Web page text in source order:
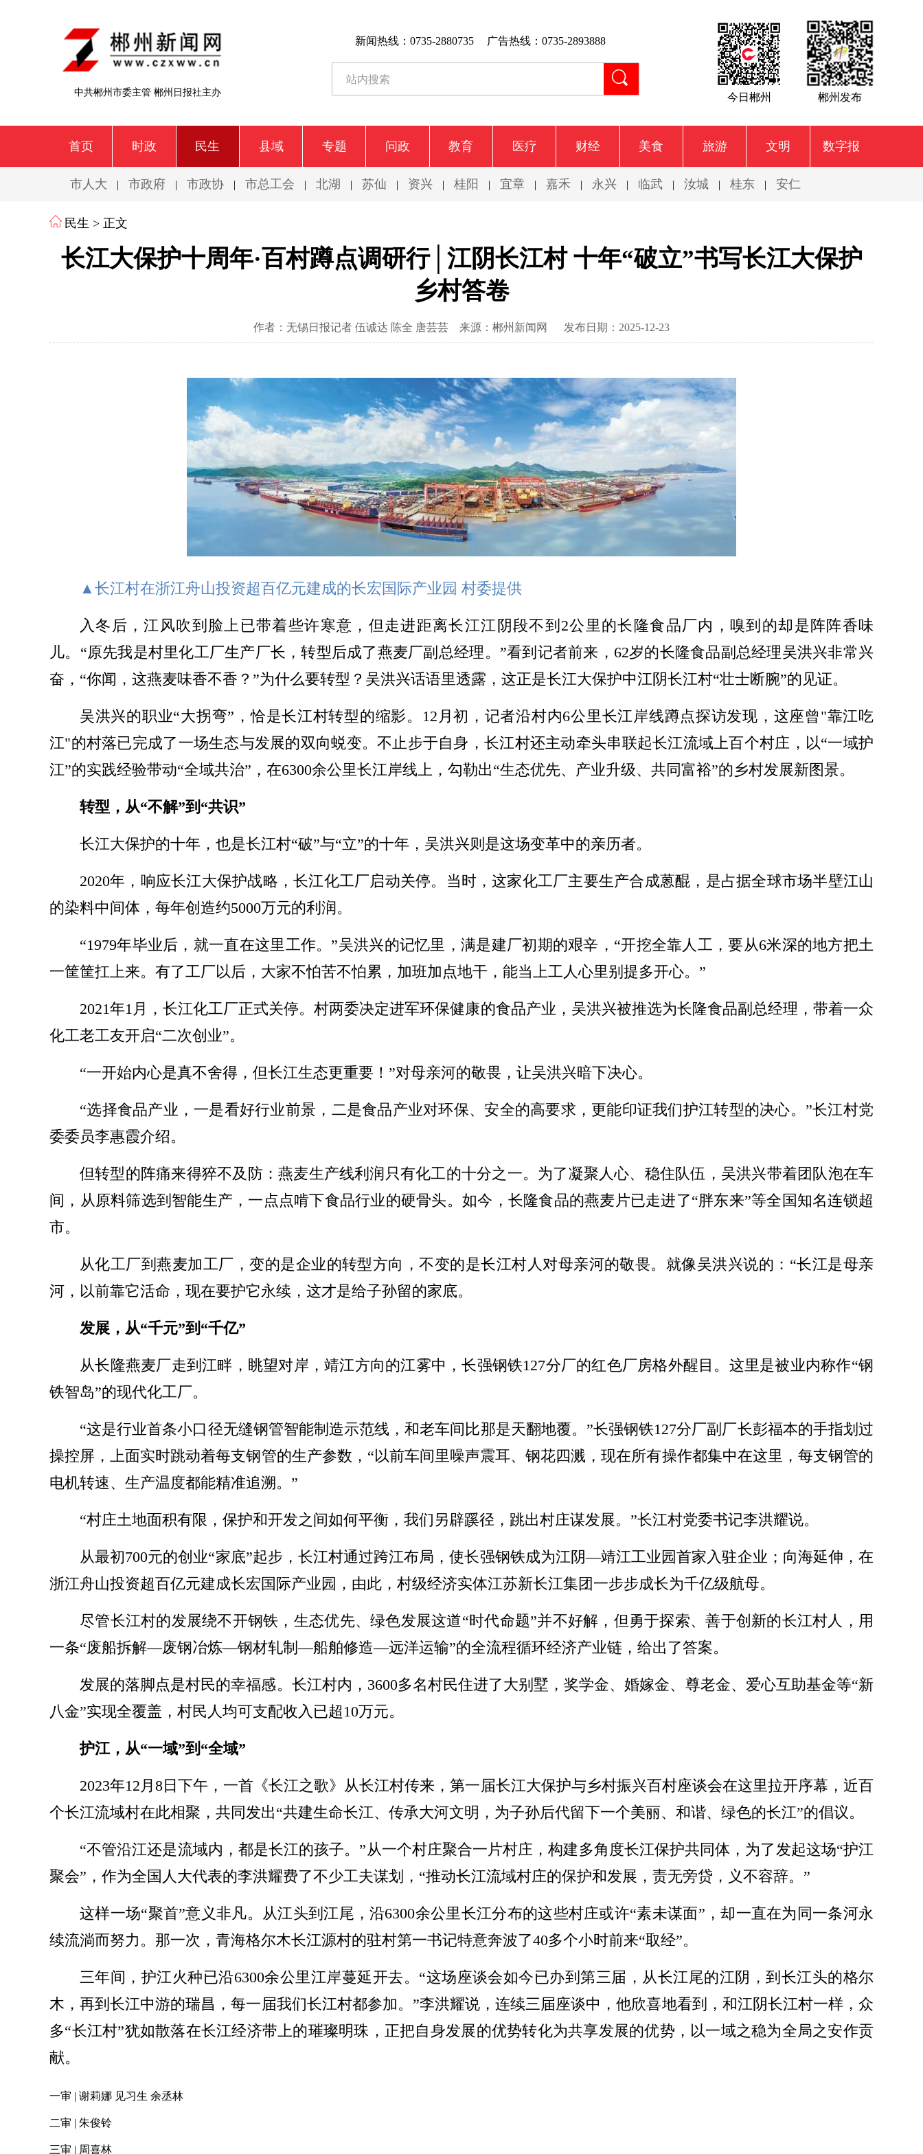
中共郴州市委主管 郴州日报社主办
新闻热线：0735-2880735 广告热线：0735-2893888
今日郴州 郴州发布
首页 时政 民生 县域 专题 问政 教育 医疗 财经 美食 旅游 文明 数字报
市人大 | 市政府 | 市政协 | 市总工会 | 北湖 | 苏仙 | 资兴 | 桂阳 | 宜章 | 嘉禾 | 永兴 | 临武 | 汝城 | 桂东 | 安仁
民生 > 正文
长江大保护十周年·百村蹲点调研行│江阴长江村 十年“破立”书写长江大保护
乡村答卷
作者：无锡日报记者 伍诚达 陈全 唐芸芸 来源：郴州新闻网 发布日期：2025-12-23
▲长江村在浙江舟山投资超百亿元建成的长宏国际产业园 村委提供
入冬后，江风吹到脸上已带着些许寒意，但走进距离长江江阴段不到2公里的长隆食品厂内，嗅到的却是阵阵香味
儿。“原先我是村里化工厂生产厂长，转型后成了燕麦厂副总经理。”看到记者前来，62岁的长隆食品副总经理吴洪兴非常兴
奋，“你闻，这燕麦味香不香？”为什么要转型？吴洪兴话语里透露，这正是长江大保护中江阴长江村“壮士断腕”的见证。
吴洪兴的职业“大拐弯”，恰是长江村转型的缩影。12月初，记者沿村内6公里长江岸线蹲点探访发现，这座曾"靠江吃
江"的村落已完成了一场生态与发展的双向蜕变。不止步于自身，长江村还主动牵头串联起长江流域上百个村庄，以“一域护
江”的实践经验带动“全域共治”，在6300余公里长江岸线上，勾勒出“生态优先、产业升级、共同富裕”的乡村发展新图景。
转型，从“不解”到“共识”
长江大保护的十年，也是长江村“破”与“立”的十年，吴洪兴则是这场变革中的亲历者。
2020年，响应长江大保护战略，长江化工厂启动关停。当时，这家化工厂主要生产合成蒽醌，是占据全球市场半壁江山
的染料中间体，每年创造约5000万元的利润。
“1979年毕业后，就一直在这里工作。”吴洪兴的记忆里，满是建厂初期的艰辛，“开挖全靠人工，要从6米深的地方把土
一筐筐扛上来。有了工厂以后，大家不怕苦不怕累，加班加点地干，能当上工人心里别提多开心。”
2021年1月，长江化工厂正式关停。村两委决定进军环保健康的食品产业，吴洪兴被推选为长隆食品副总经理，带着一众
化工老工友开启“二次创业”。
“一开始内心是真不舍得，但长江生态更重要！”对母亲河的敬畏，让吴洪兴暗下决心。
“选择食品产业，一是看好行业前景，二是食品产业对环保、安全的高要求，更能印证我们护江转型的决心。”长江村党
委委员李惠霞介绍。
但转型的阵痛来得猝不及防：燕麦生产线利润只有化工的十分之一。为了凝聚人心、稳住队伍，吴洪兴带着团队泡在车
间，从原料筛选到智能生产，一点点啃下食品行业的硬骨头。如今，长隆食品的燕麦片已走进了“胖东来”等全国知名连锁超
市。
从化工厂到燕麦加工厂，变的是企业的转型方向，不变的是长江村人对母亲河的敬畏。就像吴洪兴说的：“长江是母亲
河，以前靠它活命，现在要护它永续，这才是给子孙留的家底。
发展，从“千元”到“千亿”
从长隆燕麦厂走到江畔，眺望对岸，靖江方向的江雾中，长强钢铁127分厂的红色厂房格外醒目。这里是被业内称作“钢
铁智岛”的现代化工厂。
“这是行业首条小口径无缝钢管智能制造示范线，和老车间比那是天翻地覆。”长强钢铁127分厂副厂长彭福本的手指划过
操控屏，上面实时跳动着每支钢管的生产参数，“以前车间里噪声震耳、钢花四溅，现在所有操作都集中在这里，每支钢管的
电机转速、生产温度都能精准追溯。”
“村庄土地面积有限，保护和开发之间如何平衡，我们另辟蹊径，跳出村庄谋发展。”长江村党委书记李洪耀说。
从最初700元的创业“家底”起步，长江村通过跨江布局，使长强钢铁成为江阴—靖江工业园首家入驻企业；向海延伸，在
浙江舟山投资超百亿元建成长宏国际产业园，由此，村级经济实体江苏新长江集团一步步成长为千亿级航母。
尽管长江村的发展绕不开钢铁，生态优先、绿色发展这道“时代命题”并不好解，但勇于探索、善于创新的长江村人，用
一条“废船拆解—废钢冶炼—钢材轧制—船舶修造—远洋运输”的全流程循环经济产业链，给出了答案。
发展的落脚点是村民的幸福感。长江村内，3600多名村民住进了大别墅，奖学金、婚嫁金、尊老金、爱心互助基金等“新
八金”实现全覆盖，村民人均可支配收入已超10万元。
护江，从“一域”到“全域”
2023年12月8日下午，一首《长江之歌》从长江村传来，第一届长江大保护与乡村振兴百村座谈会在这里拉开序幕，近百
个长江流域村在此相聚，共同发出“共建生命长江、传承大河文明，为子孙后代留下一个美丽、和谐、绿色的长江”的倡议。
“不管沿江还是流域内，都是长江的孩子。”从一个村庄聚合一片村庄，构建多角度长江保护共同体，为了发起这场“护江
聚会”，作为全国人大代表的李洪耀费了不少工夫谋划，“推动长江流域村庄的保护和发展，责无旁贷，义不容辞。”
这样一场“聚首”意义非凡。从江头到江尾，沿6300余公里长江分布的这些村庄或许“素未谋面”，却一直在为同一条河永
续流淌而努力。那一次，青海格尔木长江源村的驻村第一书记特意奔波了40多个小时前来“取经”。
三年间，护江火种已沿6300余公里江岸蔓延开去。“这场座谈会如今已办到第三届，从长江尾的江阴，到长江头的格尔
木，再到长江中游的瑞昌，每一届我们长江村都参加。”李洪耀说，连续三届座谈中，他欣喜地看到，和江阴长江村一样，众
多“长江村”犹如散落在长江经济带上的璀璨明珠，正把自身发展的优势转化为共享发展的优势，以一域之稳为全局之安作贡
献。
一审 | 谢莉娜 见习生 余丞林
二审 | 朱俊铃
三审 | 周喜林